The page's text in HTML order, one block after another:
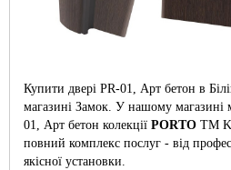
Купити двері PR-01, Арт бетон в
магазині Замок. У нашому магазині
01, Арт бетон колекції PORTO ТМ
повний комплекс послуг - від
якісної установки.